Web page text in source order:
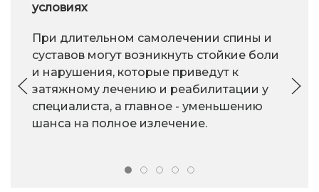
условиях
При длительном самолечении спины и
суставов могут возникнуть стойкие боли
и нарушения, которые приведут к
затяжному лечению и реабилитации у
специалиста, а главное - уменьшению
шанса на полное излечение.